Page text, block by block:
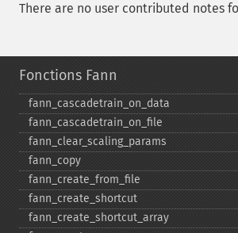
There are no user contributed notes
Fonctions Fann
fann_​cascadetrain_​on_​data
fann_​cascadetrain_​on_​file
fann_​clear_​scaling_​params
fann_​copy
fann_​create_​from_​file
fann_​create_​shortcut
fann_​create_​shortcut_​array